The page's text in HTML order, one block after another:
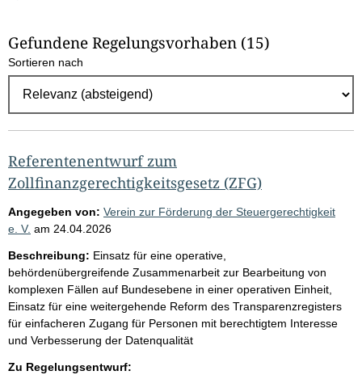
l
E
g
e
b
n
i
s
s
e
p
r
o
S
Gefundene Regelungsvorhaben (15)
Sortieren nach
Referentenentwurf zum
Zollfinanzgerechtigkeitsgesetz (ZFG)
Angegeben von: Verein zur Förderung der Steuergerechtigkeit
e. V. am 24.04.2026
Beschreibung: Einsatz für eine operative,
behördenübergreifende Zusammenarbeit zur Bearbeitung von
komplexen Fällen auf Bundesebene in einer operativen Einheit,
Einsatz für eine weitergehende Reform des Transparenzregisters
für einfacheren Zugang für Personen mit berechtigtem Interesse
und Verbesserung der Datenqualität
Zu Regelungsentwurf: